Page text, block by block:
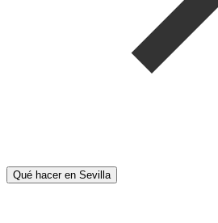
Qué hacer en Sevilla